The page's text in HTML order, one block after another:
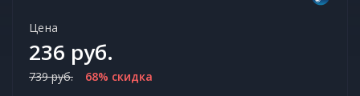
Цена
236 руб.
739 руб. 68% скидка